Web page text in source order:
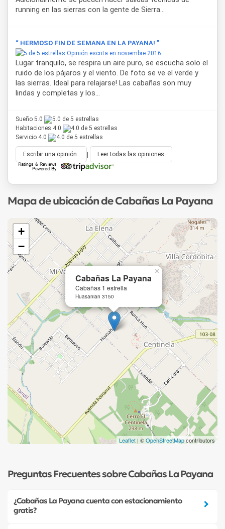
mucama y provisión de leña para la estufa hogar. El
Por su ubicación en Tandil,Cabañas La Payana
fácil acceso a distintos lugares de interés como el Parque
Independencia, el Lago del Fuerte, el Monte Calvario y los
circuitos serranos, ideales para caminatas, paseos al aire
libre y actividades en contacto con la naturaleza.
running en las sierras con la gente de Sierra...
“ HERMOSO FIN DE SEMANA EN LA PAYANA! ”
Opinión escrita en noviembre 2016
Lugar tranquilo, se respira un aire puro, se escucha solo el
ruido de los pájaros y el viento. De foto se ve el verde y
las sierras. Ideal para relajarse! Las cabañas son muy
lindas y completas y los...
Sueño 5.0
Habitaciones 4.0
Servicio 4.0
Escribir una opinión | Leer todas las opiniones
Mapa de ubicación de Cabañas La Payana
Cabañas La Payana
Cabañas 1 estrella
Huasanian 3150
×
+
−
Leaflet | ©OpenStreetMapcontributors
Preguntas Frecuentes sobre Cabañas La Payana
¿Cabañas La Payana cuenta con estacionamiento
gratis?